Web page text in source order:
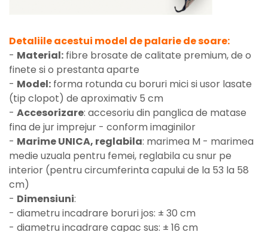
Detaliile acestui model de palarie de soare:
- Material: fibre brosate de calitate premium, de o
finete si o prestanta aparte
- Model: forma rotunda cu boruri mici si usor lasate
(tip clopot) de aproximativ 5 cm
- Accesorizare: accesoriu din panglica de matase
fina de jur imprejur - conform imaginilor
- Marime UNICA, reglabila: marimea M - marimea
medie uzuala pentru femei, reglabila cu snur pe
interior (pentru circumferinta capului de la 53 la 58
cm)
- Dimensiuni:
- diametru incadrare boruri jos: ± 30 cm
- diametru incadrare capac sus: ± 16 cm